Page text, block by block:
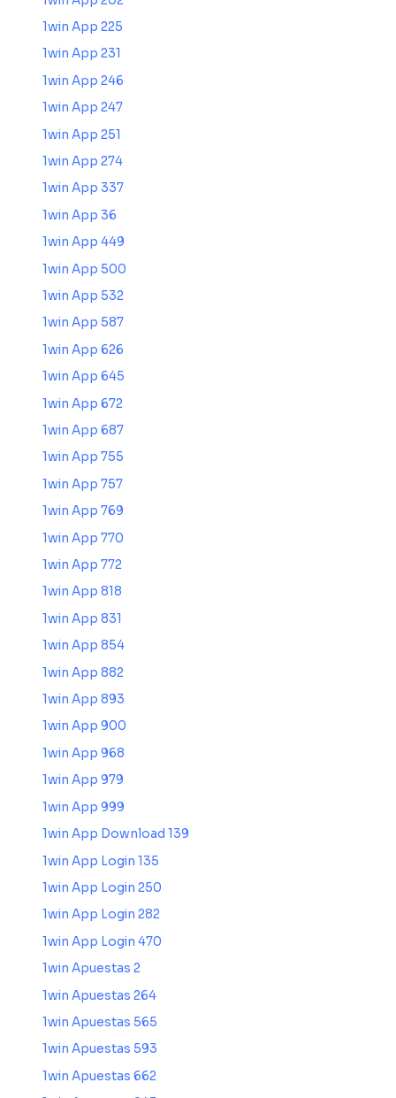
1win App 225
1win App 231
1win App 246
1win App 247
1win App 251
1win App 274
1win App 337
1win App 36
1win App 449
1win App 500
1win App 532
1win App 587
1win App 626
1win App 645
1win App 672
1win App 687
1win App 755
1win App 757
1win App 769
1win App 770
1win App 772
1win App 818
1win App 831
1win App 854
1win App 882
1win App 893
1win App 900
1win App 968
1win App 979
1win App 999
1win App Download 139
1win App Login 135
1win App Login 250
1win App Login 282
1win App Login 470
1win Apuestas 2
1win Apuestas 264
1win Apuestas 565
1win Apuestas 593
1win Apuestas 662